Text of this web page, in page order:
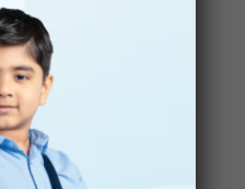
progress to
lines like curves,
strengthening
this practice,
ready to write
in the
to engaging